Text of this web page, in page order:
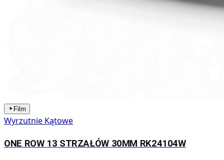
Film
Wyrzutnie Kątowe
ONE ROW 13 STRZAŁÓW 30MM RK24104W